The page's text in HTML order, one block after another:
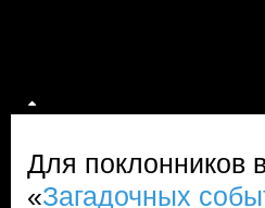
Для поклонников
«Загадочных